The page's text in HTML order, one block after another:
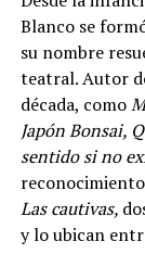
Blanco se
su nombre
teatral. Autor
década, como
Japón Bonsai,
sentido si no
Las cautivas,
y lo ubican